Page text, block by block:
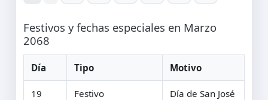
Festivos y fechas especiales en Marzo
2068
Día Tipo Motivo
19 Festivo Día de San José